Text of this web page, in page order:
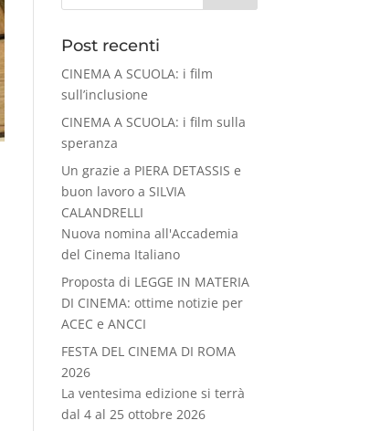
Post recenti
CINEMA A SCUOLA: i film
sull’inclusione
CINEMA A SCUOLA: i film sulla
speranza
Un grazie a PIERA DETASSIS e
buon lavoro a SILVIA
CALANDRELLI
Nuova nomina all'Accademia
del Cinema Italiano
Proposta di LEGGE IN MATERIA
DI CINEMA: ottime notizie per
ACEC e ANCCI
FESTA DEL CINEMA DI ROMA
2026
La ventesima edizione si terrà
dal 4 al 25 ottobre 2026